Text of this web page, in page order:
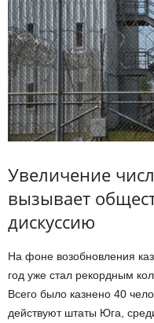
Увеличение
вызывает
дискуссию
На фоне возобновления
год уже стал рекордным
Всего было казнено 40
действуют штаты Юга,